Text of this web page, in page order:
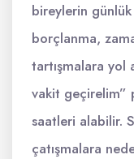
bireylerin
borçlanma,
tartışmalara
vakit geçirelim”
saatleri alabilir.
çatışmalara